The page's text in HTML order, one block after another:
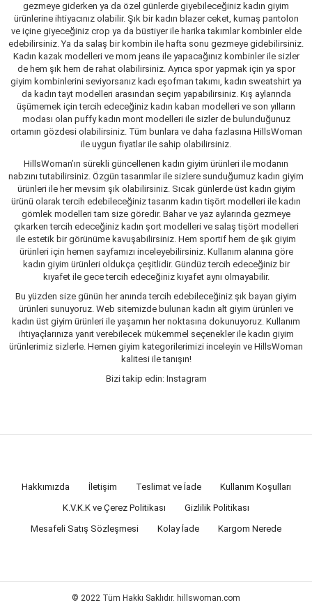
gezmeye giderken ya da özel günlerde giyebileceğiniz kadın giyim
ürünlerine ihtiyacınız olabilir. Şık bir kadın blazer ceket, kumaş pantolon
ve içine giyeceğiniz crop ya da büstiyer ile harika takımlar kombinler elde
edebilirsiniz. Ya da salaş bir kombin ile hafta sonu gezmeye gidebilirsiniz.
Kadın kazak modelleri ve mom jeans ile yapacağınız kombinler ile sizler
de hem şık hem de rahat olabilirsiniz. Ayrıca spor yapmak için ya spor
giyim kombinlerini seviyorsanız kadı eşofman takımı, kadın sweatshirt ya
da kadın tayt modelleri arasından seçim yapabilirsiniz. Kış aylarında
üşümemek için tercih edeceğiniz kadın kaban modelleri ve son yılların
modası olan puffy kadın mont modelleri ile sizler de bulunduğunuz
ortamın gözdesi olabilirsiniz. Tüm bunlara ve daha fazlasına HillsWoman
ile uygun fiyatlar ile sahip olabilirsiniz.
HillsWoman’ın sürekli güncellenen kadın giyim ürünleri ile modanın
nabzını tutabilirsiniz. Özgün tasarımlar ile sizlere sunduğumuz kadın giyim
ürünleri ile her mevsim şık olabilirsiniz. Sıcak günlerde üst kadın giyim
ürünü olarak tercih edebileceğiniz tasarım kadın tişört modelleri ile kadın
gömlek modelleri tam size göredir. Bahar ve yaz aylarında gezmeye
çıkarken tercih edeceğiniz kadın şort modelleri ve salaş tişört modelleri
ile estetik bir görünüme kavuşabilirsiniz. Hem sportif hem de şık giyim
ürünleri için hemen sayfamızı inceleyebilirsiniz. Kullanım alanına göre
kadın giyim ürünleri oldukça çeşitlidir. Gündüz tercih edeceğiniz bir
kıyafet ile gece tercih edeceğiniz kıyafet aynı olmayabilir.
Bu yüzden size günün her anında tercih edebileceğiniz şık bayan giyim
ürünleri sunuyoruz. Web sitemizde bulunan kadın alt giyim ürünleri ve
kadın üst giyim ürünleri ile yaşamın her noktasına dokunuyoruz. Kullanım
ihtiyaçlarınıza yanıt verebilecek mükemmel seçenekler ile kadın giyim
ürünlerimiz sizlerle. Hemen giyim kategorilerimizi inceleyin ve HillsWoman
kalitesi ile tanışın!
Bizi takip edin: Instagram
Hakkımızda İletişim Teslimat ve İade
Kullanım Koşulları
K.V.K.K ve Çerez Politikası
Gizlilik Politikası
Mesafeli Satış Sözleşmesi
Kolay İade Kargom Nerede
© 2022 Tüm Hakkı Saklıdır. hillswoman.com